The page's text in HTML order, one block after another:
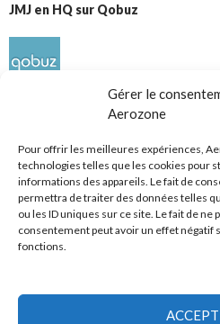
Gérer le
Aerozone
Pour offrir les meilleures expériences,
technologies telles que les cookies pour
informations des appareils. Le fait de
permettra de traiter des données telles
ou les ID uniques sur ce site. Le fait de
consentement peut avoir un effet négatif
fonctions.
JMJ en HQ sur Qobuz
Réseaux sociaux